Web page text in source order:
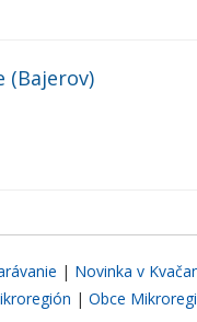
(Bajerov)
| Novinka v
| Obce